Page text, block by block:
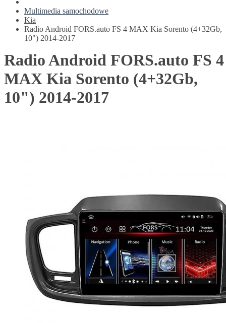
Multimedia samochodowe
Kia
Radio Android FORS.auto FS 4 MAX Kia Sorento (4+32Gb,
10") 2014-2017
Radio Android FORS.auto FS 4
MAX Kia Sorento (4+32Gb,
10") 2014-2017